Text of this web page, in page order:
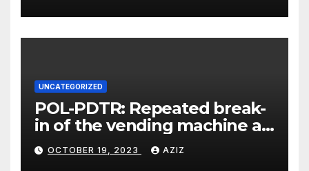
UNCATEGORIZED
POL-PDTR: Repeated break-
in of the vending machine at
the motorhome parking lot
in Hermeskeil on Labachweg
OCTOBER 19, 2023 AZIZ